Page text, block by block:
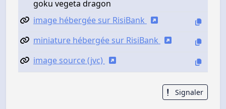
goku vegeta dragon
image hébergée sur RisiBank
miniature hébergée sur RisiBank
image source (jvc)
Signaler